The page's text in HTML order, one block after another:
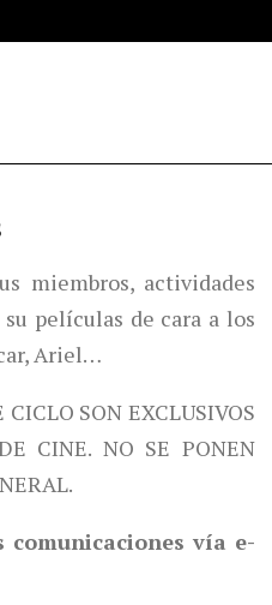
miembros, actividades
películas de cara a los
Ariel…
SON EXCLUSIVOS
CINE. NO SE PONEN
vía e-